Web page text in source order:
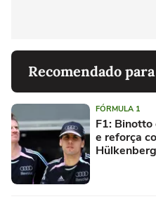
Recomendado
FÓRMULA 1
F1:
e reforça
Hülkenberg